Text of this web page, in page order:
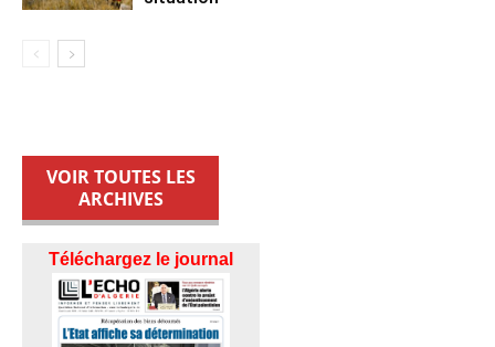
VOIR TOUTES LES
ARCHIVES